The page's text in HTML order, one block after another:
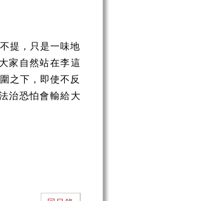
提，只是一味地
家自然站在李這
之下，即使不反
治恐怕會輸給大